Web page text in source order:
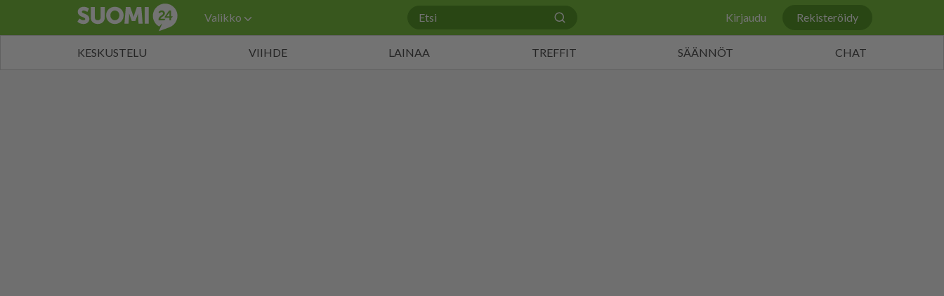
Valikko Kirjaudu Rekisteröidy
KESKUSTELU VIIHDE LAINAA TREFFIT SÄÄNNÖT CHAT